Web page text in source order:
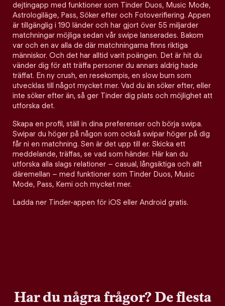
dejtingapp med funktioner som Tinder Duos, Music Mode,
Astrologiläge, Pass, Söker efter och Fotoverifiering. Appen
är tillgänglig i 190 länder och har gjort över 55 miljarder
matchningar möjliga sedan vår swipe lanserades. Bakom
var och en av alla de där matchningarna finns riktiga
människor. Och det har alltid varit poängen. Det är hit du
vänder dig för att träffa personer du annars aldrig hade
träffat. En ny crush, en resekompis, en slow burn som
utvecklas till något mycket mer. Vad du än söker efter, eller
inte söker efter än, så ger Tinder dig plats och möjlighet att
utforska det.
Skapa en profil, ställ in dina preferenser och börja swipa.
Swipar du höger på någon som också swipar höger på dig
får ni en matchning. Sen är det upp till er. Skicka ett
meddelande, träffas, se vad som händer. Här kan du
utforska alla slags relationer – casual, långsiktiga och allt
däremellan – med funktioner som Tinder Duos, Music
Mode, Pass, Kemi och mycket mer.
Ladda ner Tinder-appen för iOS eller Android gratis.
Har du några frågor? De flesta